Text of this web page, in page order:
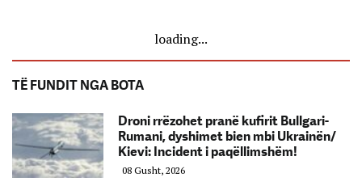
loading...
TË FUNDIT NGA BOTA
Droni rrëzohet pranë kufirit Bullgari-
Rumani, dyshimet bien mbi Ukrainën/
Kievi: Incident i paqëllimshëm!
08 Gusht, 2026